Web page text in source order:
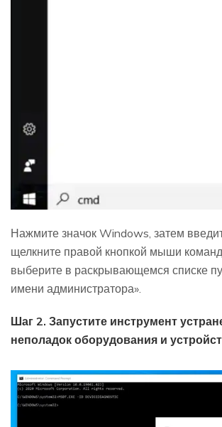
Нажмите значок Windows, затем
щелкните правой кнопкой мыши
выберите в раскрывающемся списке
имени администратора».
Шаг 2. Запустите инструмент
неполадок оборудования и